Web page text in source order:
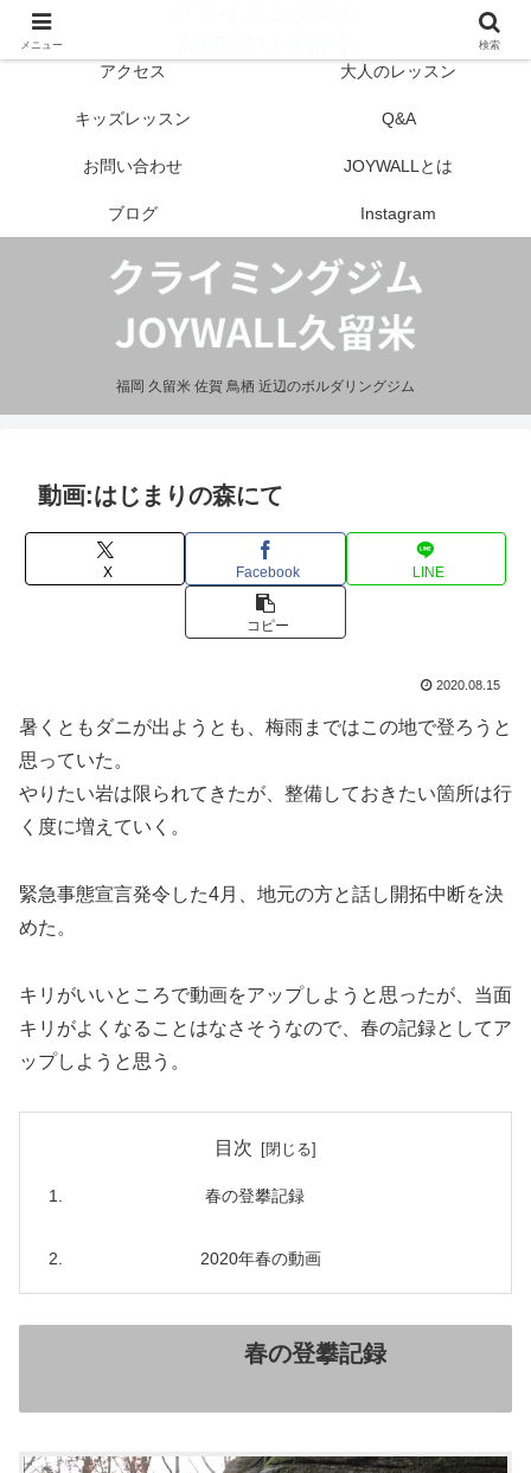
福岡 久留米 佐賀 鳥栖 近辺のボルダリングジム
アクセス 大人のレッスン
キッズレッスン Q&A
お問い合わせ JOYWALLとは
ブログ Instagram
動画:はじまりの森にて
X Facebook LINE
コピー
2020.08.15
暑くともダニが出ようとも、梅雨まではこの地で登ろうと
思っていた。
やりたい岩は限られてきたが、整備しておきたい箇所は行
く度に増えていく。
緊急事態宣言発令した4月、地元の方と話し開拓中断を決
めた。
キリがいいところで動画をアップしようと思ったが、当面
キリがよくなることはなさそうなので、春の記録としてア
ップしようと思う。
目次
春の登攀記録
2020年春の動画
春の登攀記録
メニュー 検索